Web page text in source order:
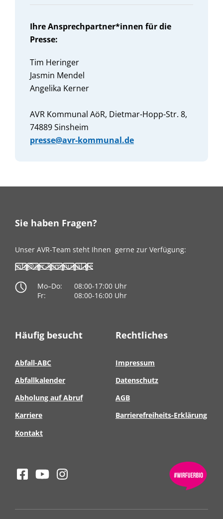
Ihre Ansprechpartner*innen für die
Presse:
Tim Heringer
Jasmin Mendel
Angelika Kerner
AVR Kommunal AöR, Dietmar-Hopp-Str. 8,
74889 Sinsheim
presse@avr-kommunal.de
Sie haben Fragen?
Unser AVR-Team steht Ihnen gerne zur Verfügung:
info@avr-kommunal.de
Mo–Do:
08:00-17:00 Uhr
Fr:
08:00-16:00 Uhr
Häufig besucht
Abfall-ABC
Abfallkalender
Abholung auf Abruf
Karriere
Kontakt
Rechtliches
Impressum
Datenschutz
AGB
Barrierefreiheits-Erklärung